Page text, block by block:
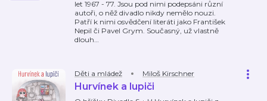
let 1967 - 77. Jsou pod nimi podepsáni různí
autoři, o něž divadlo nikdy nemělo nouzi.
Patří k nimi osvědčení literáti jako František
Nepil či Pavel Grym. Současný, už vlastně
dlouh…
Děti a mládež Miloš Kirschner
Hurvínek a lupiči